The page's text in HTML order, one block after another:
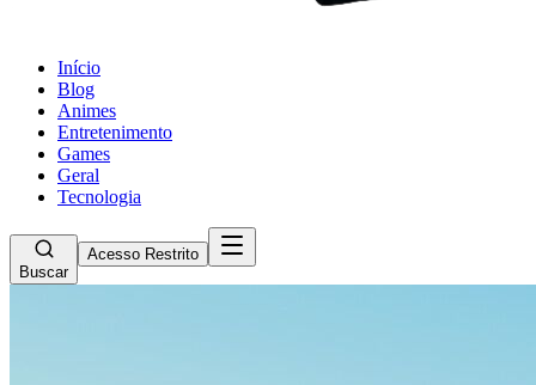
Início
Blog
Animes
Entretenimento
Games
Geral
Tecnologia
Buscar
Acesso Restrito